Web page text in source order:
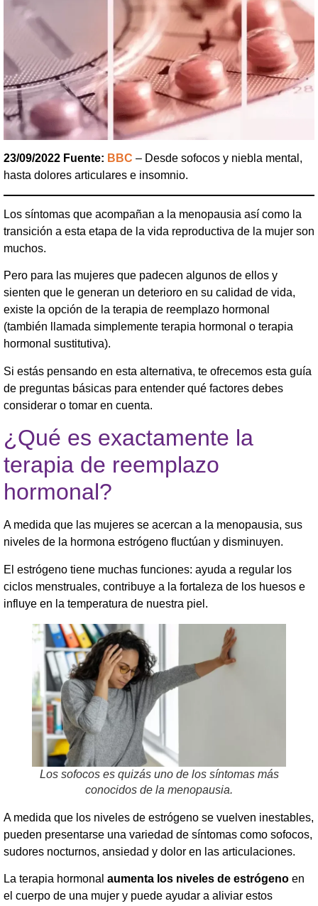
23/09/2022 Fuente: BBC – Desde sofocos y niebla mental,
hasta dolores articulares e insomnio.
Los síntomas que acompañan a la menopausia así como la
transición a esta etapa de la vida reproductiva de la mujer son
muchos.
Pero para las mujeres que padecen algunos de ellos y
sienten que le generan un deterioro en su calidad de vida,
existe la opción de la terapia de reemplazo hormonal
(también llamada simplemente terapia hormonal o terapia
hormonal sustitutiva).
Si estás pensando en esta alternativa, te ofrecemos esta guía
de preguntas básicas para entender qué factores debes
considerar o tomar en cuenta.
¿Qué es exactamente la
terapia de reemplazo
hormonal?
A medida que las mujeres se acercan a la menopausia, sus
niveles de la hormona estrógeno fluctúan y disminuyen.
El estrógeno tiene muchas funciones: ayuda a regular los
ciclos menstruales, contribuye a la fortaleza de los huesos e
influye en la temperatura de nuestra piel.
Los sofocos es quizás uno de los síntomas más
conocidos de la menopausia.
A medida que los niveles de estrógeno se vuelven inestables,
pueden presentarse una variedad de síntomas como sofocos,
sudores nocturnos, ansiedad y dolor en las articulaciones.
La terapia hormonal aumenta los niveles de estrógeno en
el cuerpo de una mujer y puede ayudar a aliviar estos